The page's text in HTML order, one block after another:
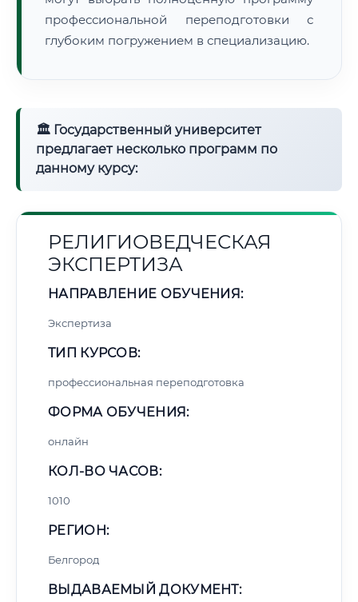
профессиональной переподготовки с
глубоким погружением в специализацию.
🏛 Государственный университет
предлагает несколько программ по
данному курсу:
РЕЛИГИОВЕДЧЕСКАЯ
ЭКСПЕРТИЗА
НАПРАВЛЕНИЕ ОБУЧЕНИЯ:
Экспертиза
ТИП КУРСОВ:
профессиональная переподготовка
ФОРМА ОБУЧЕНИЯ:
онлайн
КОЛ-ВО ЧАСОВ:
1010
РЕГИОН:
Белгород
ВЫДАВАЕМЫЙ ДОКУМЕНТ: